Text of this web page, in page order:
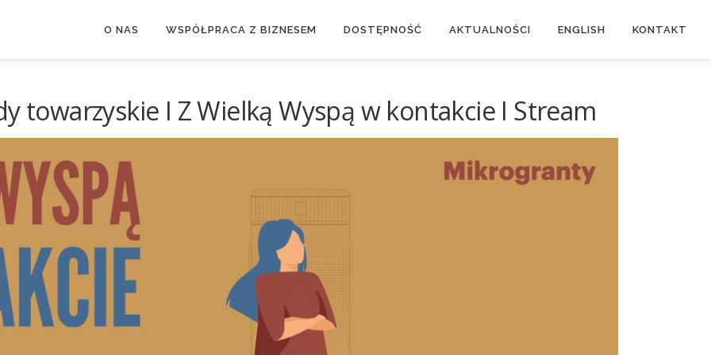
O NAS WSPÓŁPRACA Z BIZNESEM DOSTĘPNOŚĆ AKTUALNOŚCI ENGLISH KONTAKT
towarzyskie I Z Wielką Wyspą w kontakcie I Stream